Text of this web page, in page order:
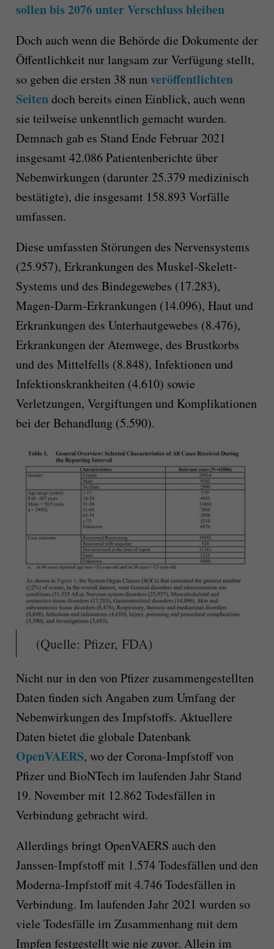
sollen bis 2076 unter Verschluss bleiben
Doch auch wenn die Behörde die Dokumente der
Öffentlichkeit nur langsam zur Verfügung stellt,
so geben die ersten 38 nunveröffentlichten
Seitendoch bereits einen Einblick, auch wenn
sie teilweise unkenntlich gemacht wurden.
Demnach gab es Stand Ende Februar 2021
insgesamt 42.086 Patientenberichte über
Nebenwirkungen (darunter 25.379 medizinisch
bestätigte), die insgesamt 158.893 Vorfälle
umfassen.
Diese umfassten Störungen des Nervensystems
(25.957), Erkrankungen des Muskel-Skelett-
Systems und des Bindegewebes (17.283),
Magen-Darm-Erkrankungen (14.096), Haut und
Erkrankungen des Unterhautgewebes (8.476),
Erkrankungen der Atemwege, des Brustkorbs
und des Mittelfells (8.848), Infektionen und
Infektionskrankheiten (4.610) sowie
Verletzungen, Vergiftungen und Komplikationen
bei der Behandlung (5.590).
(Quelle: Pfizer, FDA)
Nicht nur in den von Pfizer zusammengestellten
Daten finden sich Angaben zum Umfang der
Nebenwirkungen des Impfstoffs. Aktuellere
Daten bietet die globale Datenbank
OpenVAERS, wo der Corona-Impfstoff von
Pfizer und BioNTech im laufenden Jahr Stand
19. November mit 12.862 Todesfällen in
Verbindung gebracht wird.
Allerdings bringt OpenVAERS auch den
Janssen-Impfstoff mit 1.574 Todesfällen und den
Moderna-Impfstoff mit 4.746 Todesfällen in
Verbindung. Im laufenden Jahr 2021 wurden so
viele Todesfälle im Zusammenhang mit dem
Impfen festgestellt wie nie zuvor. Allein im